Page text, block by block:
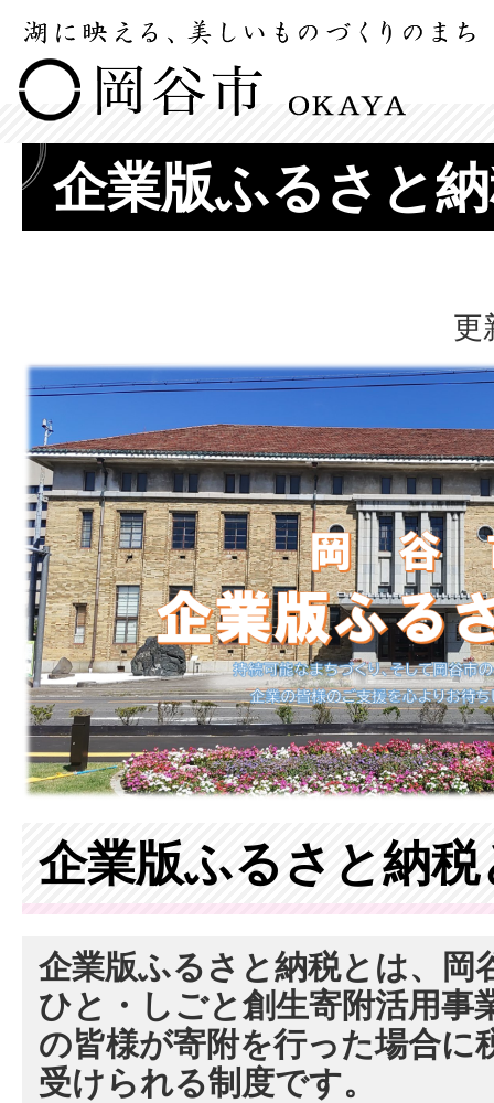
企業版ふるさと
更
企業版ふるさと納税
企業版ふるさと納税とは、岡
ひと・しごと創生寄附活用事
の皆様が寄附を行った場合に
受けられる制度です。